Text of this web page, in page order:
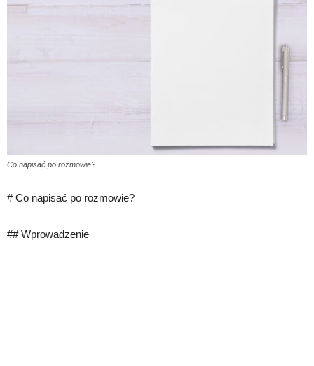
Co napisać po rozmowie?
# Co napisać po rozmowie?
## Wprowadzenie